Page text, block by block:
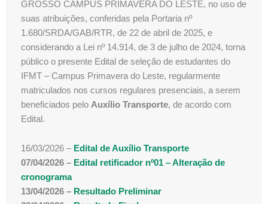
GROSSO CAMPUS PRIMAVERA DO LESTE, no uso de
suas atribuições, conferidas pela Portaria nº
1.680/SRDA/GAB/RTR, de 22 de abril de 2025, e
considerando a Lei nº 14.914, de 3 de julho de 2024, torna
público o presente Edital de seleção de estudantes do
IFMT – Campus Primavera do Leste, regularmente
matriculados nos cursos regulares presenciais, a serem
beneficiados pelo Auxílio Transporte, de acordo com
Edital.
16/03/2026 – Edital de Auxílio Transporte
07/04/2026 – Edital retificador nº01 – Alteração de
cronograma
13/04/2026 – Resultado Preliminar